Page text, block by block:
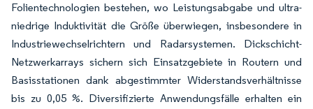
Folientechnologien bestehen, wo Leistungsabgabe und ultra-
niedrige Induktivität die Größe überwiegen, insbesondere in
Industriewechselrichtern und Radarsystemen. Dickschicht-
Netzwerkarrays sichern sich Einsatzgebiete in Routern und
Basisstationen dank abgestimmter Widerstandsverhältnisse
bis zu 0,05 %. Diversifizierte Anwendungsfälle erhalten ein